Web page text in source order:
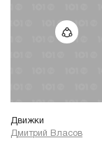
Движки
Дмитрий Власов